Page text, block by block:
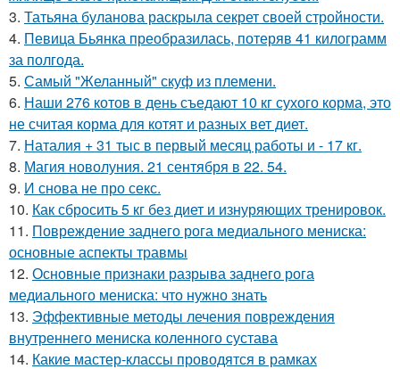
3. Татьяна буланова раскрыла секрет своей стройности.
4. Певица Бьянка преобразилась, потеряв 41 килограмм
за полгода.
5. Самый "Желанный" скуф из племени.
6. Наши 276 котов в день съедают 10 кг сухого корма, это
не считая корма для котят и разных вет диет.
7. Наталия + 31 тыс в первый месяц работы и - 17 кг.
8. Магия новолуния. 21 сентября в 22. 54.
9. И снова не про секс.
10. Как сбросить 5 кг без диет и изнуряющих тренировок.
11. Повреждение заднего рога медиального мениска:
основные аспекты травмы
12. Основные признаки разрыва заднего рога
медиального мениска: что нужно знать
13. Эффективные методы лечения повреждения
внутреннего мениска коленного сустава
14. Какие мастер-классы проводятся в рамках